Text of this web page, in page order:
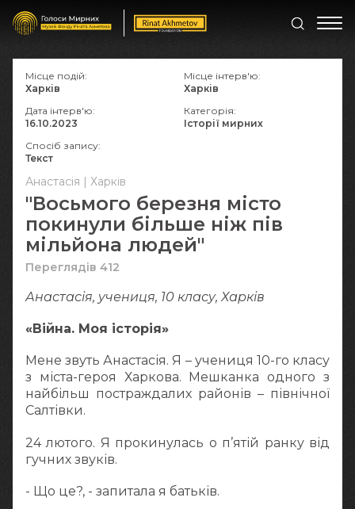
Анастасія | Харків
"Восьмого березня місто
покинули більше ніж пів
мільйона людей"
Переглядів 412
Анастасія, учениця, 10 класу, Харків
«Війна. Моя історія»
Мене звуть Анастасія. Я – учениця 10-го класу
з міста-героя Харкова. Мешканка одного з
найбільш постраждалих районів – північної
Салтівки.
24 лютого. Я прокинулась о п’ятій ранку від
гучних звуків.
- Що це?, - запитала я батьків.
Місце подій:
Харків
Місце інтерв'ю:
Харків
Дата інтерв'ю:
16.10.2023
Категорія:
Історії мирних
Спосіб запису:
Текст